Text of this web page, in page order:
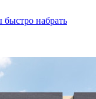
быстро набрать